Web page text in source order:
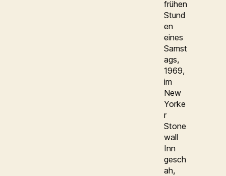
frühen
Stund
en
eines
Samst
ags,
1969,
im
New
Yorke
r
Stone
wall
Inn
gesch
ah,